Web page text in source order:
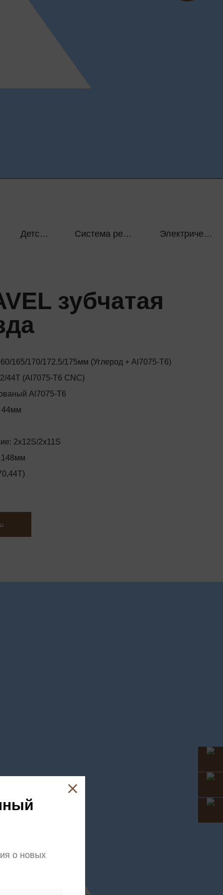
Детская ручка Система ременной передачи Электрический велосипед
зубчатая
165/170/172.5/175мм (Углерод + Al7075-T6)
44T (AI7075-T6 CNC)
Al7075-T6
44мм
2x12S/2x11S
148мм
о новых